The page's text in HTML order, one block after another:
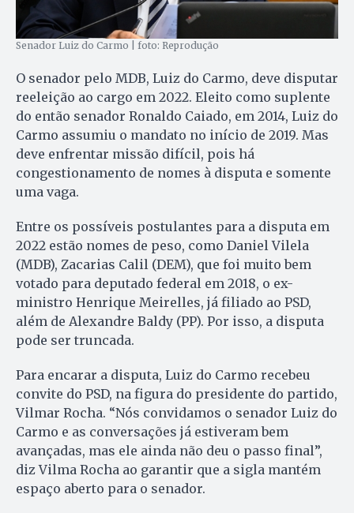
Senador Luiz do Carmo | foto: Reprodução
O senador pelo MDB, Luiz do Carmo, deve disputar
reeleição ao cargo em 2022. Eleito como suplente
do então senador Ronaldo Caiado, em 2014, Luiz do
Carmo assumiu o mandato no início de 2019. Mas
deve enfrentar missão difícil, pois há
congestionamento de nomes à disputa e somente
uma vaga.
Entre os possíveis postulantes para a disputa em
2022 estão nomes de peso, como Daniel Vilela
(MDB), Zacarias Calil (DEM), que foi muito bem
votado para deputado federal em 2018, o ex-
ministro Henrique Meirelles, já filiado ao PSD,
além de Alexandre Baldy (PP). Por isso, a disputa
pode ser truncada.
Para encarar a disputa, Luiz do Carmo recebeu
convite do PSD, na figura do presidente do partido,
Vilmar Rocha. “Nós convidamos o senador Luiz do
Carmo e as conversações já estiveram bem
avançadas, mas ele ainda não deu o passo final”,
diz Vilma Rocha ao garantir que a sigla mantém
espaço aberto para o senador.